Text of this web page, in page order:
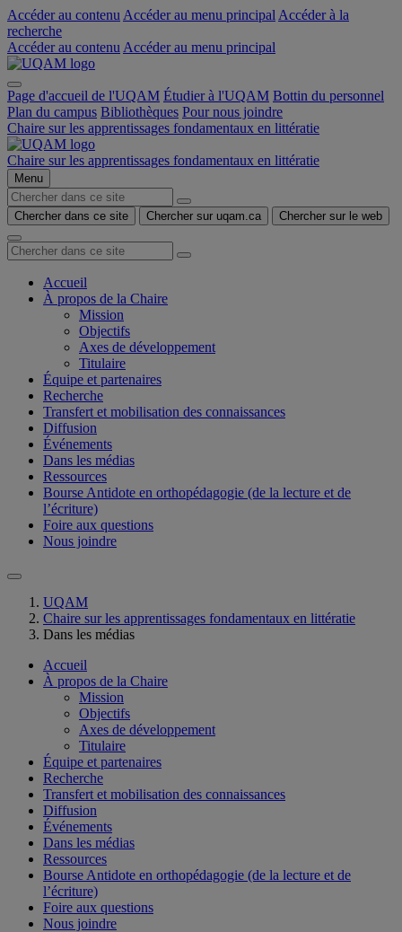
Accéder au contenu Accéder au menu principal Accéder à la
recherche
Accéder au contenu Accéder au menu principal
Page d'accueil de l'UQAM Étudier à l'UQAM Bottin du personnel
Plan du campus Bibliothèques Pour nous joindre
Chaire sur les apprentissages fondamentaux en littératie
Chaire sur les apprentissages fondamentaux en littératie
Menu
Chercher dans ce site Chercher sur uqam.ca Chercher sur le web
Accueil
À propos de la Chaire
Mission
Objectifs
Axes de développement
Titulaire
Équipe et partenaires
Recherche
Transfert et mobilisation des connaissances
Diffusion
Événements
Dans les médias
Ressources
Bourse Antidote en orthopédagogie (de la lecture et de
l’écriture)
Foire aux questions
Nous joindre
UQAM
Chaire sur les apprentissages fondamentaux en littératie
Dans les médias
Accueil
À propos de la Chaire
Mission
Objectifs
Axes de développement
Titulaire
Équipe et partenaires
Recherche
Transfert et mobilisation des connaissances
Diffusion
Événements
Dans les médias
Ressources
Bourse Antidote en orthopédagogie (de la lecture et de
l’écriture)
Foire aux questions
Nous joindre